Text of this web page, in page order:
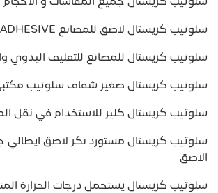
سلوتيب كريستال جميع المقاسات و الاحجام
سلوتيب كريستال لاصق للمصانع FACTORY ADHESIVE
سلوتيب كريستال للمصانع للتغليف اليدوي
سلوتيب كريستال صغير شفاف سلوتيب
سلوتيب كريستال كلير للاستخدام في نقل
سلوتيب كريستال مستورد بكر لاصق ايطالي
الاصق
سلوتيب كريستال يستحمل درجات الحرارة